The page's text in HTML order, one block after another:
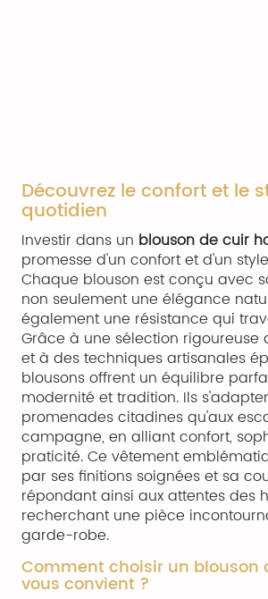
Découvrez le confort et le
quotidien
Investir dans un blouson de cuir
promesse d'un confort et d'un style
Chaque blouson est conçu avec
non seulement une élégance
également une résistance qui
Grâce à une sélection rigoureuse
et à des techniques artisanales
blousons offrent un équilibre
modernité et tradition. Ils
promenades citadines qu'aux
campagne, en alliant confort,
praticité. Ce vêtement
par ses finitions soignées et sa
répondant ainsi aux attentes des
recherchant une pièce
garde-robe.
Comment choisir un blouson
vous convient ?